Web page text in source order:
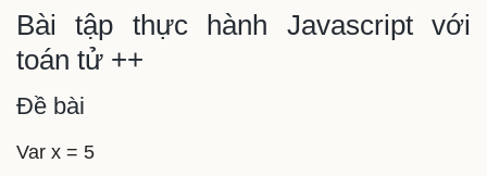
Bài tập thực hành Javascript với
toán tử ++
Đề bài
Var x = 5